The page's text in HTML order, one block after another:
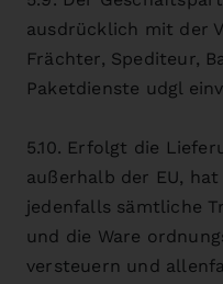
ausdrücklich mit der
Frächter, Spediteur,
Paketdienste udgl
5.10. Erfolgt die
außerhalb der EU,
jedenfalls sämtliche
und die Ware
versteuern und